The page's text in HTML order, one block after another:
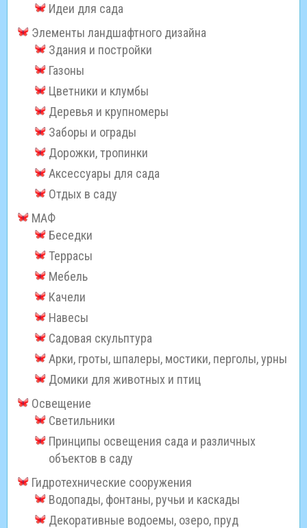
Идеи для сада
Элементы ландшафтного дизайна
Здания и постройки
Газоны
Цветники и клумбы
Деревья и крупномеры
Заборы и ограды
Дорожки, тропинки
Аксессуары для сада
Отдых в саду
МАФ
Беседки
Террасы
Мебель
Качели
Навесы
Садовая скульптура
Арки, гроты, шпалеры, мостики, перголы, урны
Домики для животных и птиц
Освещение
Светильники
Принципы освещения сада и различных
объектов в саду
Гидротехнические сооружения
Водопады, фонтаны, ручьи и каскады
Декоративные водоемы, озеро, пруд